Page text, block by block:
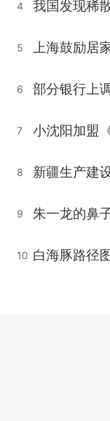
4
5 上海鼓励居
6 部分银行上
7 小沈阳加盟
8
9 朱一龙的鼻
10 白海豚路径